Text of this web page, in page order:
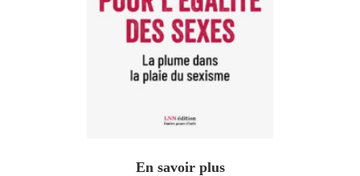
En savoir plus